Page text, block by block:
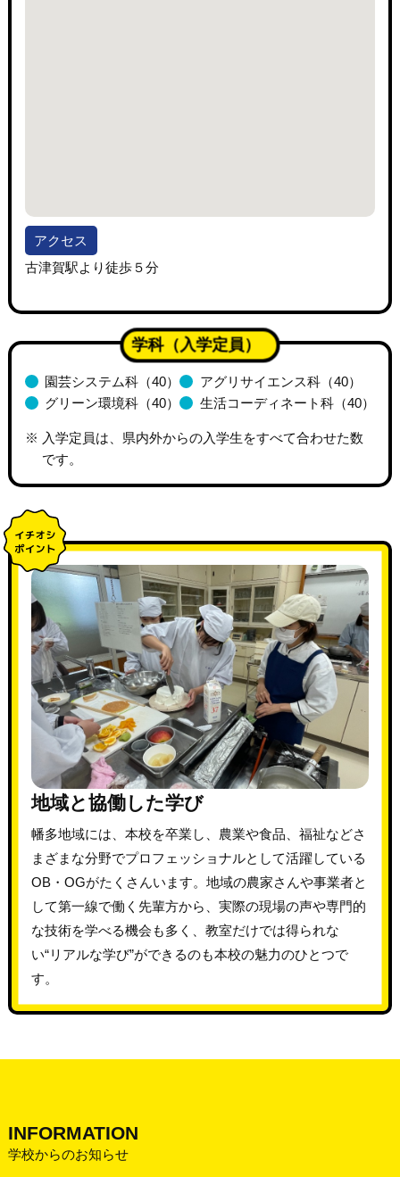
アクセス
古津賀駅より徒歩５分
学科（入学定員）
園芸システム科（40）
アグリサイエンス科（40）
グリーン環境科（40）
生活コーディネート科（40）
入学定員は、県内外からの入学生をすべて合わせた数
です。
地域と協働した学び
幡多地域には、本校を卒業し、農業や食品、福祉などさ
まざまな分野でプロフェッショナルとして活躍している
OB・OGがたくさんいます。地域の農家さんや事業者と
して第一線で働く先輩方から、実際の現場の声や専門的
な技術を学べる機会も多く、教室だけでは得られな
い“リアルな学び”ができるのも本校の魅力のひとつで
す。
INFORMATION
学校からのお知らせ